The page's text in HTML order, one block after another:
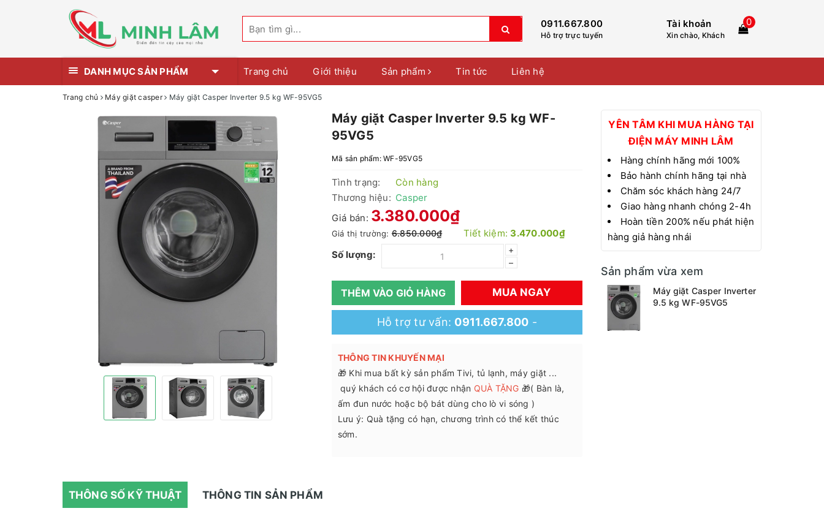
0911.667.800
Hỗ trợ trực tuyến
Tài khoản
Xin chào, Khách
0
DANH MỤC SẢN PHẨM Trang chủ Giới thiệu Sản phẩm Tin tức Liên hệ
Trang chủ Máy giặt casper Máy giặt Casper Inverter 9.5 kg WF-95VG5
Máy giặt Casper Inverter 9.5 kg WF-
95VG5
Mã sản phẩm: WF-95VG5
Tình trạng:
Còn hàng
Thương hiệu: Casper
Giá bán: 3.380.000₫
Giá thị trường:6.850.000₫ Tiết kiệm: 3.470.000₫
Số lượng:
+
–
THÊM VÀO GIỎ HÀNG MUA NGAY
Hỗ trợ tư vấn: 0911.667.800 -
THÔNG TIN KHUYẾN MẠI
🎁 Khi mua bất kỳ sản phẩm Tivi, tủ lạnh, máy giặt ...
quý khách có cơ hội được nhận QUÀ TẶNG 🎁( Bàn là,
ấm đun nước hoặc bộ bát dùng cho lò vi sóng )
Lưu ý: Quà tặng có hạn, chương trình có thể kết thúc
sớm.
THÔNG SỐ KỸ THUẬT THÔNG TIN SẢN PHẨM
YÊN TÂM KHI MUA HÀNG TẠI
ĐIỆN MÁY MINH LÂM
Hàng chính hãng mới 100%
Bảo hành chính hãng tại nhà
Chăm sóc khách hàng 24/7
Giao hàng nhanh chóng 2-4h
Hoàn tiền 200% nếu phát hiện
hàng giả hàng nhái
Sản phẩm vừa xem
Máy giặt Casper Inverter
9.5 kg WF-95VG5